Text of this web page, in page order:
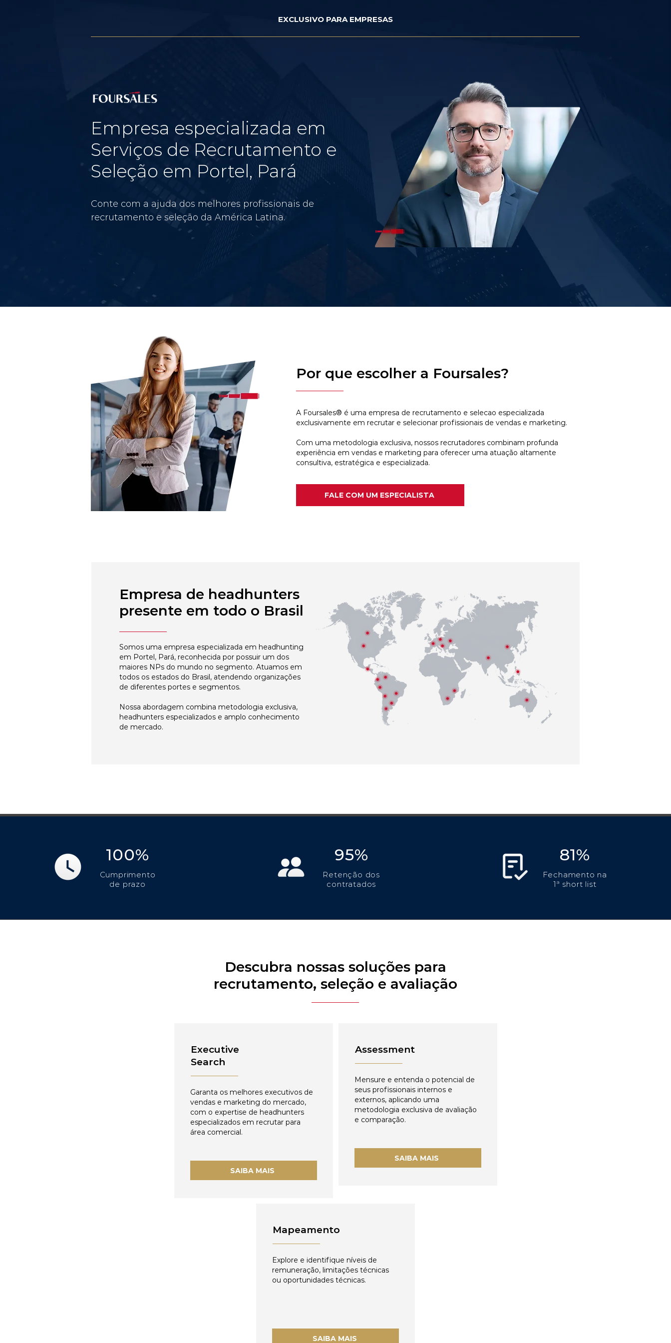
EXCLUSIVO PARA EMPRESAS
Empresa especializada em
Serviços de Recrutamento e
Seleção em Portel, Pará
Conte com a ajuda dos melhores profissionais de
recrutamento e seleção da América Latina.
Por que escolher a Foursales?
A Foursales® é uma empresa de recrutamento e selecao especializada
exclusivamente em recrutar e selecionar profissionais de vendas e marketing.
Com uma metodologia exclusiva, nossos recrutadores combinam profunda
experiência em vendas e marketing para oferecer uma atuação altamente
consultiva, estratégica e especializada.
FALE COM UM ESPECIALISTA
Empresa de headhunters
presente em todo o Brasil
Somos uma empresa especializada em headhunting
em Portel, Pará, reconhecida por possuir um dos
maiores NPs do mundo no segmento. Atuamos em
todos os estados do Brasil, atendendo organizações
de diferentes portes e segmentos.
Nossa abordagem combina metodologia exclusiva,
headhunters especializados e amplo conhecimento
de mercado.
100%
Cumprimento
de prazo
95%
Retenção dos
contratados
81%
Fechamento na
1ª short list
Descubra nossas soluções para
recrutamento, seleção e avaliação
Executive
Search
Garanta os melhores executivos de
vendas e marketing do mercado,
com o expertise de headhunters
especializados em recrutar para
área comercial.
SAIBA MAIS
Assessment
Mensure e entenda o potencial de
seus profissionais internos e
externos, aplicando uma
metodologia exclusiva de avaliação
e comparação.
SAIBA MAIS
Mapeamento
Explore e identifique níveis de
remuneração, limitações técnicas
ou oportunidades técnicas.
SAIBA MAIS